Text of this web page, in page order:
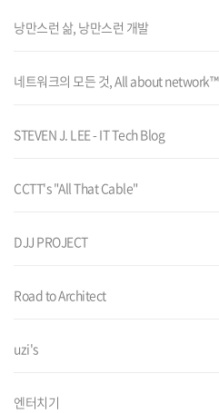
낭만스런 삶, 낭만스런 개발
네트워크의 모든 것, All about network™
STEVEN J. LEE - IT Tech Blog
CCTT's "All That Cable"
DJJ PROJECT
Road to Architect
uzi's
엔터치기